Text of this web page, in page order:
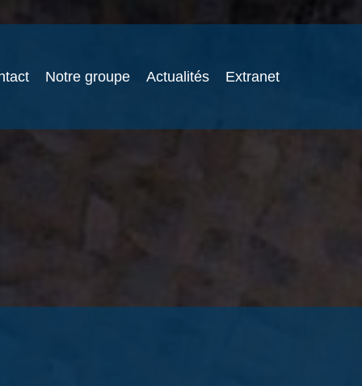
Notre groupe Actualités Extranet